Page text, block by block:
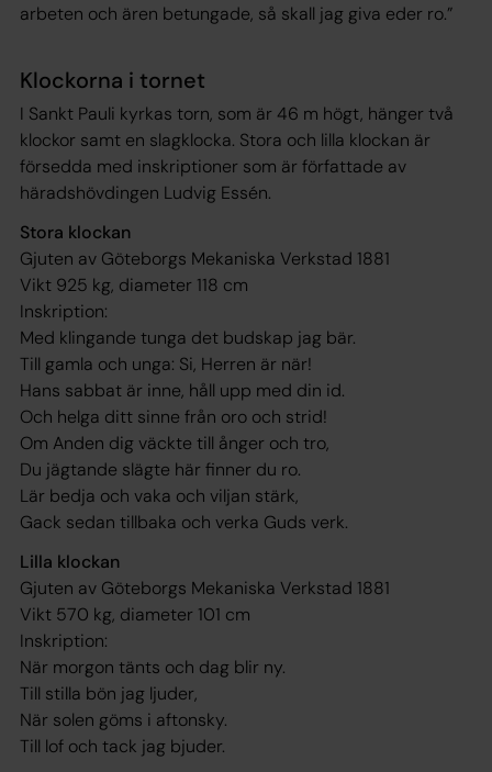
arbeten och ären betungade, så skall jag giva eder ro.”
Klockorna i tornet
I Sankt Pauli kyrkas torn, som är 46 m högt, hänger två
klockor samt en slagklocka. Stora och lilla klockan är
försedda med inskriptioner som är författade av
häradshövdingen Ludvig Essén.
Stora klockan
Gjuten av Göteborgs Mekaniska Verkstad 1881
Vikt 925 kg, diameter 118 cm
Inskription:
Med klingande tunga det budskap jag bär.
Till gamla och unga: Si, Herren är när!
Hans sabbat är inne, håll upp med din id.
Och helga ditt sinne från oro och strid!
Om Anden dig väckte till ånger och tro,
Du jägtande slägte här finner du ro.
Lär bedja och vaka och viljan stärk,
Gack sedan tillbaka och verka Guds verk.
Lilla klockan
Gjuten av Göteborgs Mekaniska Verkstad 1881
Vikt 570 kg, diameter 101 cm
Inskription:
När morgon tänts och dag blir ny.
Till stilla bön jag ljuder,
När solen göms i aftonsky.
Till lof och tack jag bjuder.